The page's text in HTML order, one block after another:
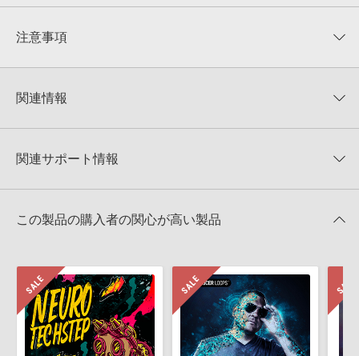
★★★★★
★5
★4
★1
0%
注意事項
KONTAKTフォーマットは、
でお使いいただけます。無償版のKONTAKT PLAYERではお使いい
4GBを超えるデータに関するご注意：
FAT32でフォーマットされた
きます際には、NTFSやHFS＋でフォーマットされたHDDをご用意
いただく必要がございます。
知らせするメールの2通が送信されます。メールに記載されており
ます説明に沿って、製品のダウンロード／導入を行って下さい。
サンプルパック製品には、原則として日本語版操作マニュアルをご
用意しておりません。ご購入後のご不明点や詳細に関するお問い合
わせなどはテクニカルサポート
までご連絡ください。
関連情報
TRANCE SYNTH SHOTSのサポート情報
関連サポート情報
2022.06.06
2022.06.06
マークのついた情報は、該当する製品のご購入ユーザー様専用となって
おります。ご覧頂くには、該当する製品をご購入頂く必要がございます。
この製品の購入者の関心が高い製品